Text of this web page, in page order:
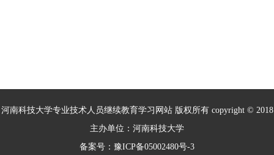
河南科技大学专业技术人员继续教育学习网站 版权所有 copyright © 2018
主办单位：河南科技大学
备案号：豫ICP备05002480号-3